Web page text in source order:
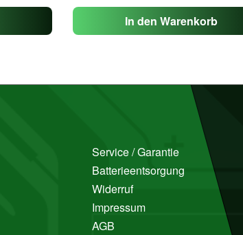
In den Warenkorb
Service / Garantie
Batterieentsorgung
Widerruf
Impressum
AGB